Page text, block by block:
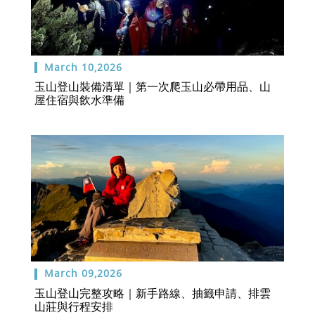
March 10,2026
玉山登山裝備清單｜第一次爬玉山必帶用品、山
屋住宿與飲水準備
March 09,2026
玉山登山完整攻略｜新手路線、抽籤申請、排雲
山莊與行程安排